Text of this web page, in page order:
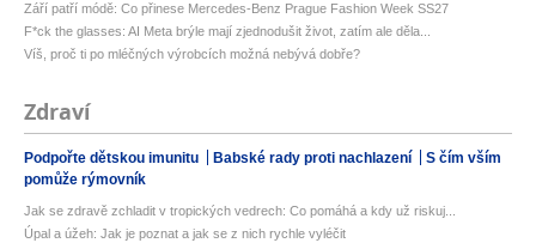
Září patří módě: Co přinese Mercedes-Benz Prague Fashion Week SS27
F*ck the glasses: AI Meta brýle mají zjednodušit život, zatím ale děla...
Víš, proč ti po mléčných výrobcích možná nebývá dobře?
Zdraví
Podpořte dětskou imunitu Babské rady proti nachlazení
S čím vším
pomůže rýmovník
Jak se zdravě zchladit v tropických vedrech: Co pomáhá a kdy už riskuj...
Úpal a úžeh: Jak je poznat a jak se z nich rychle vyléčit